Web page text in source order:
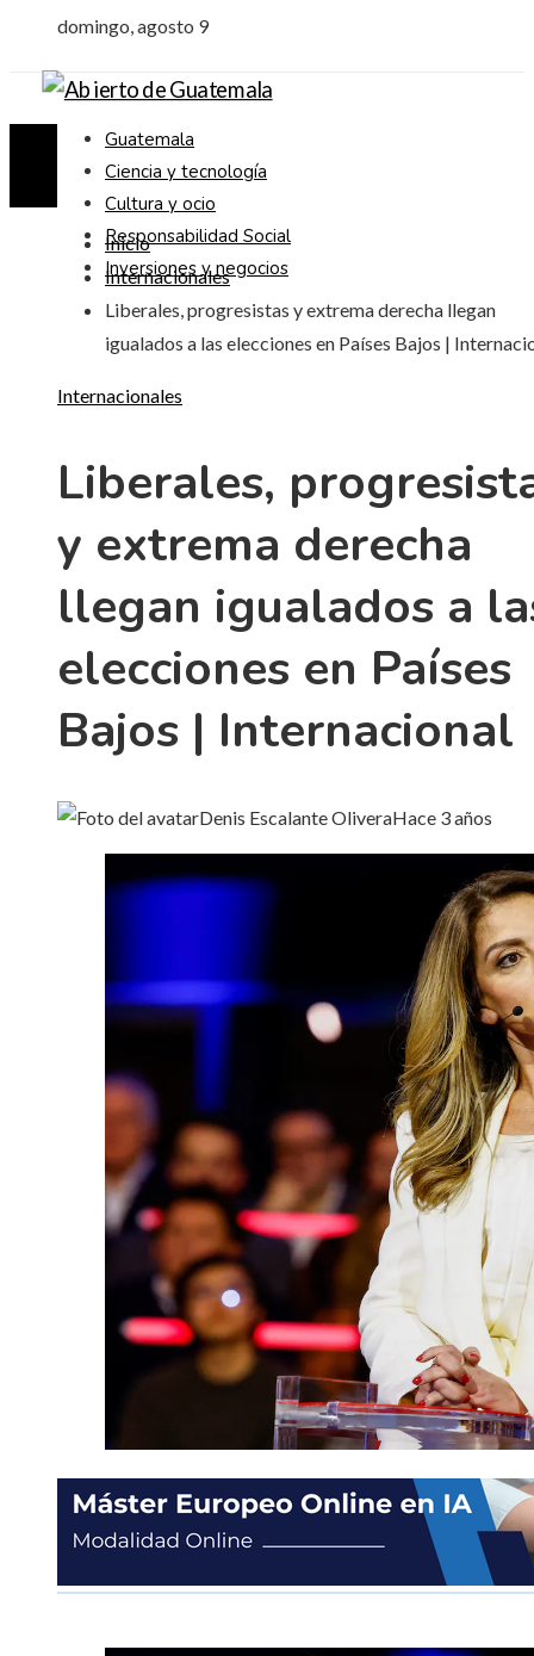
domingo, agosto 9
Guatemala
Ciencia y tecnología
Cultura y ocio
Responsabilidad Social
Inversiones y negocios
Inicio
Internacionales
Liberales, progresistas y extrema derecha llegan
igualados a las elecciones en Países Bajos |
Internacionales
Liberales,
y extrema derecha
llegan igualados a
elecciones en Países
Bajos | Internacional
Denis Escalante OliveraHace 3 años